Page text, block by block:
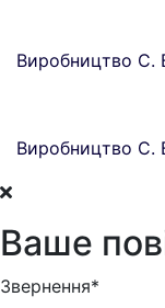
Виробництво C.
Виробництво C.
Ваше
Звернення*